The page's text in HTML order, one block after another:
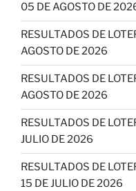
05 DE AGOSTO DE
RESULTADOS DE
AGOSTO DE 2026
RESULTADOS DE
AGOSTO DE 2026
RESULTADOS DE
JULIO DE 2026
RESULTADOS DE
15 DE JULIO DE 2026